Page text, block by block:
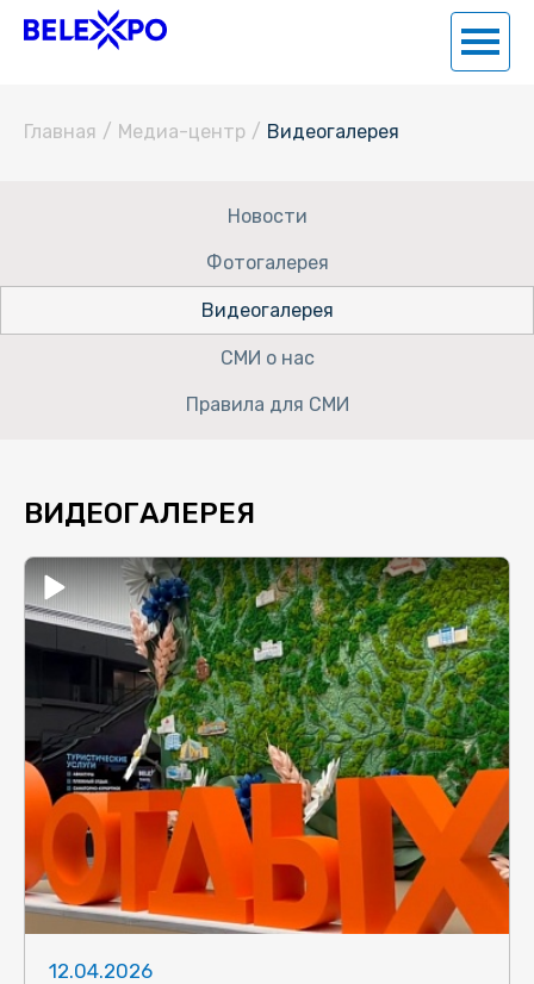
Главная / Медиа-центр / Видеогалерея
Новости
Фотогалерея
Видеогалерея
СМИ о нас
Правила для СМИ
ВИДЕОГАЛЕРЕЯ
12.04.2026